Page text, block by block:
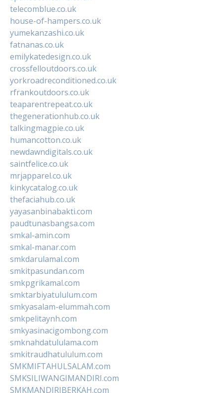
telecomblue.co.uk
house-of-hampers.co.uk
yumekanzashi.co.uk
fatnanas.co.uk
emilykatedesign.co.uk
crossfelloutdoors.co.uk
yorkroadreconditioned.co.uk
rfrankoutdoors.co.uk
teaparentrepeat.co.uk
thegenerationhub.co.uk
talkingmagpie.co.uk
humancotton.co.uk
newdawndigitals.co.uk
saintfelice.co.uk
mrjapparel.co.uk
kinkycatalog.co.uk
thefaciahub.co.uk
yayasanbinabakti.com
paudtunasbangsa.com
smkal-amin.com
smkal-manar.com
smkdarulamal.com
smkitpasundan.com
smkpgrikamal.com
smktarbiyatululum.com
smkyasalam-elummah.com
smkpelitaynh.com
smkyasinacigombong.com
smknahdatululama.com
smkitraudhatululum.com
SMKMIFTAHULSALAM.com
SMKSILIWANGIMANDIRI.com
SMKMANDIRIBERKAH.com